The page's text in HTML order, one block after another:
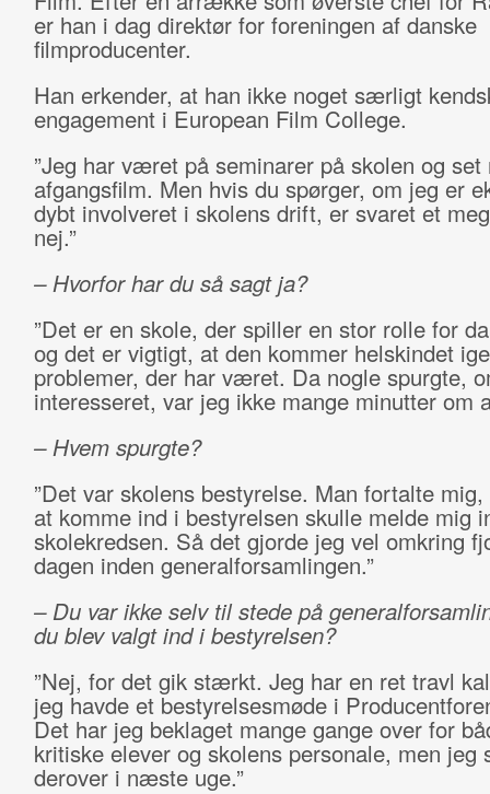
er han i dag direktør for foreningen af danske
filmproducenter.
Han erkender, at han ikke noget særligt
engagement i European Film College.
”Jeg har været på seminarer på skolen og set
afgangsfilm. Men hvis du spørger, om jeg er
dybt involveret i skolens drift, er svaret et
nej.”
–Hvorfor har du så sagt ja?
”Det er en skole, der spiller en stor rolle for
og det er vigtigt, at den kommer helskindet
problemer, der har været. Da nogle spurgte,
interesseret, var jeg ikke mange minutter om
– Hvem spurgte?
”Det var skolens bestyrelse. Man fortalte
at komme ind i bestyrelsen skulle melde mig
skolekredsen. Så det gjorde jeg vel omkring
dagen inden generalforsamlingen.”
– Du var ikke selv til stede på
du blev valgt ind i bestyrelsen?
”Nej, for det gik stærkt. Jeg har en ret travl
jeg havde et bestyrelsesmøde i
Det har jeg beklaget mange gange over for
kritiske elever og skolens personale, men jeg
derover i næste uge.”